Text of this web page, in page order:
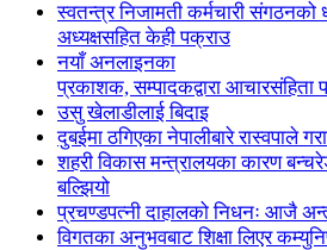
स्वतन्त्र निजामती कर्मचारी संगठनको
अध्यक्षसहित केही पक्राउ
नयाँ अनलाइनका
प्रकाशक, सम्पादकद्वारा आचारसंहिता
उसु खेलाडीलाई बिदाइ
दुबईमा ठगिएका नेपालीबारे रास्वपाले
शहरी विकास मन्त्रालयका कारण
बल्झियो
प्रचण्डपत्नी दाहालको निधनः आजै
विगतका अनुभवबाट शिक्षा लिएर